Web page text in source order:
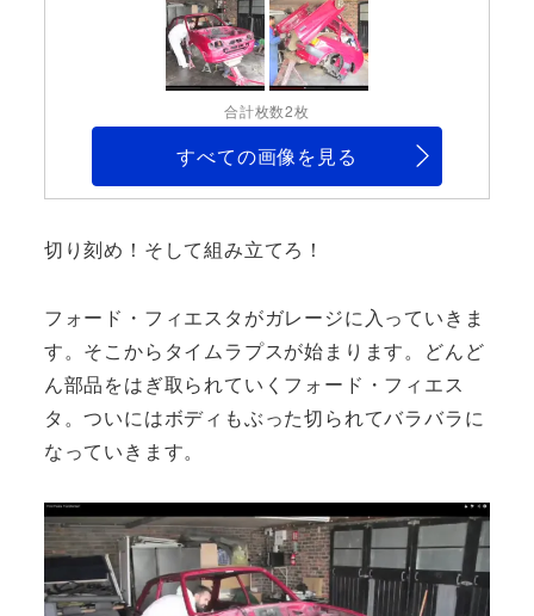
合計枚数2枚
すべての画像を見る
切り刻め！そして組み立てろ！
フォード・フィエスタがガレージに入っていきま
す。そこからタイムラプスが始まります。どんど
ん部品をはぎ取られていくフォード・フィエス
タ。ついにはボディもぶった切られてバラバラに
なっていきます。